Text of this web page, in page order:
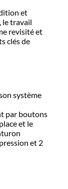
et
le travail
revisité et
clés de
système
par boutons
et le
et 2